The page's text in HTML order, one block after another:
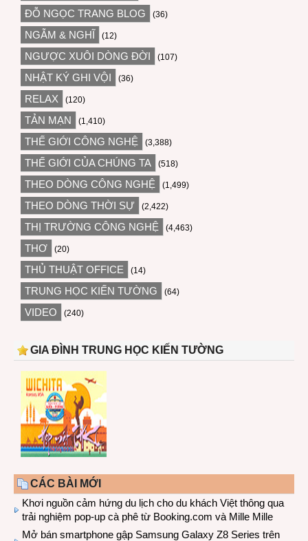
ĐỖ NGỌC TRANG BLOG (36)
NGẪM & NGHĨ (12)
NGƯỢC XUÔI DÒNG ĐỜI (107)
NHẬT KÝ GHI VỘI (36)
RELAX (120)
TẢN MẠN (1,410)
THẾ GIỚI CÔNG NGHỆ (3,388)
THẾ GIỚI CỦA CHÚNG TA (518)
THEO DÒNG CÔNG NGHỆ (1,499)
THEO DÒNG THỜI SỰ (2,422)
THỊ TRƯỜNG CÔNG NGHỆ (4,463)
THƠ (20)
THỦ THUẬT OFFICE (14)
TRUNG HỌC KIẾN TƯỜNG (64)
VIDEO (240)
GIA ĐÌNH TRUNG HỌC KIẾN TƯỜNG
CÁC BÀI MỚI
Khơi nguồn cảm hứng du lịch cho du khách Việt thông qua
trải nghiệm pop-up cà phê từ Booking.com và Mille Mille
Mở bán smartphone gập Samsung Galaxy Z8 Series trên